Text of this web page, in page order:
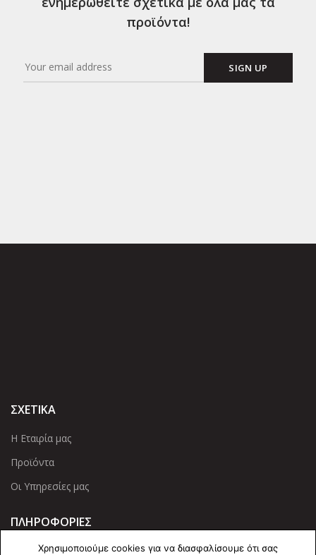
προϊόντα!
ΣΧΕΤΙΚΑ
Η Εταιρία μας
Προϊόντα
Οι Υπηρεσίες μας
ΠΛΗΡΟΦΟΡΙΕΣ
Πολιτική Απορρήτου
Χρησιμοποιούμε cookies για να διασφαλίσουμε ότι σας